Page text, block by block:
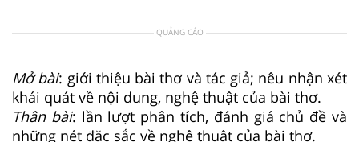
QUẢNG CÁO
Mở bài: giới thiệu bài thơ và tác giả; nêu nhận xét
khái quát về nội dung, nghệ thuật của bài thơ.
Thân bài: lần lượt phân tích, đánh giá chủ đề và
những nét đặc sắc về nghệ thuật của bài thơ.